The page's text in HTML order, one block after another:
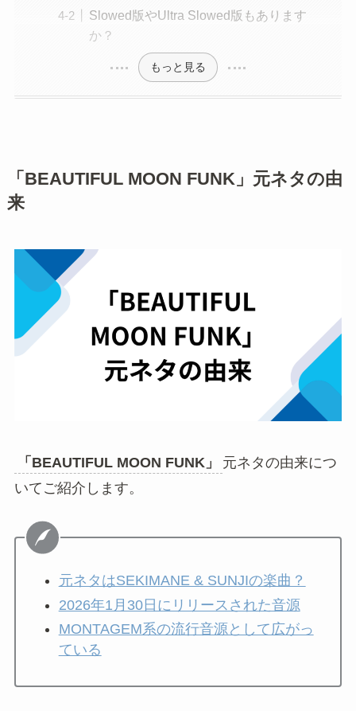
Slowed版やUltra Slowed版もあります
か？
もっと見る
「BEAUTIFUL MOON FUNK」元ネタの由
来
「BEAUTIFUL MOON FUNK」
元ネタの由来につ
いてご紹介します。
元ネタはSEKIMANE & SUNJIの楽曲？
2026年1月30日にリリースされた音源
MONTAGEM系の流行音源として広がっ
ている